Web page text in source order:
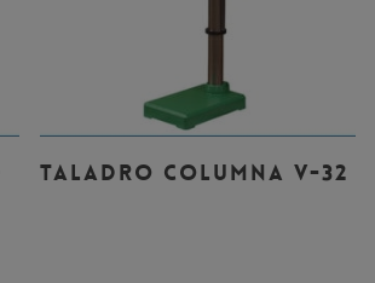
Leer Más
TALADRO COLUMNA V-32